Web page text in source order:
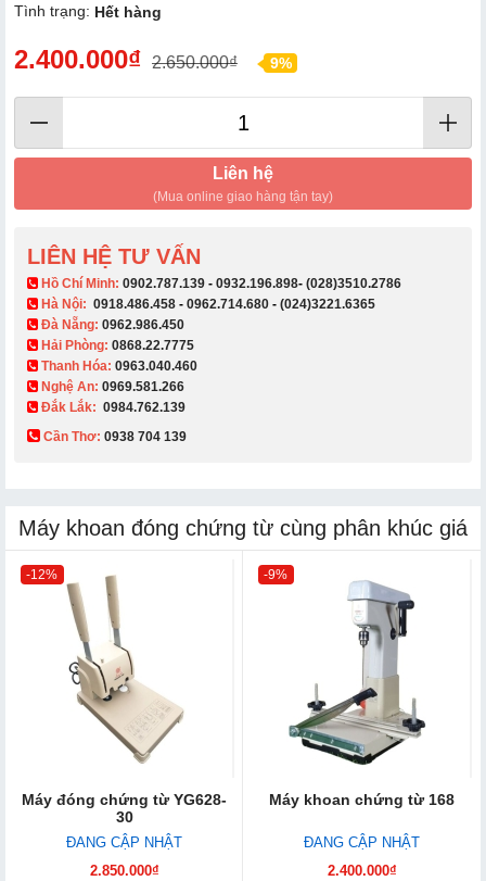
Tình trạng: Hết hàng
2.400.000₫ 2.650.000₫ 9%
Liên hệ
(Mua online giao hàng tận tay)
LIÊN HỆ TƯ VẤN
​ Hồ Chí Minh: 0902.787.139 - 0932.196.898- (028)3510.2786
Hà Nội: 0918.486.458 - 0962.714.680 - (024)3221.6365
Đà Nẵng: 0962.986.450
Hải Phòng: 0868.22.7775
Thanh Hóa: 0963.040.460
Nghệ An: 0969.581.266
Đắk Lắk: 0984.762.139
Cần Thơ: 0938 704 139​
Máy khoan đóng chứng từ cùng phân khúc giá
-12%
Máy đóng chứng từ YG628-
30
ĐANG CẬP NHẬT
2.850.000₫
-9%
Máy khoan chứng từ 168
ĐANG CẬP NHẬT
2.400.000₫